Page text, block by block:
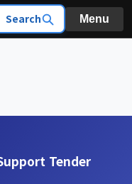
Search Menu
Tender